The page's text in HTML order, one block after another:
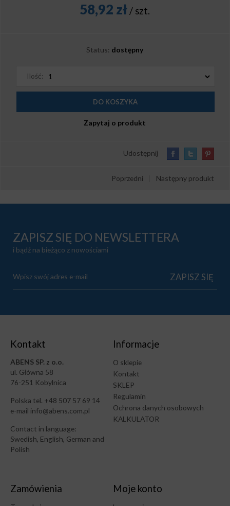
58,92 zł / szt.
Status: dostępny
Ilość:
Zapytaj o produkt
Udostępnij
Następny produkt
Poprzedni
ZAPISZ SIĘ DO NEWSLETTERA
i bądź na bieżąco z nowościami
Kontakt
ABENS SP. z o.o.
ul. Główna 58
76-251 Kobylnica
Polska tel. +48 507 57 69 14
e-mail info@abens.com.pl
Contact in language:
Swedish, English, German and
Polish
Informacje
O sklepie
Kontakt
SKLEP
Regulamin
Ochrona danych osobowych
KALKULATOR
Zamówienia Moje konto